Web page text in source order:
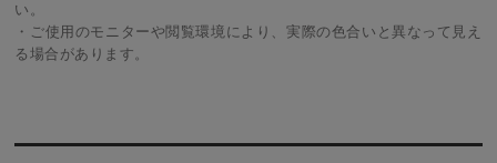
い。
・ご使用のモニターや閲覧環境により、実際の色合いと異なって見え
る場合があります。